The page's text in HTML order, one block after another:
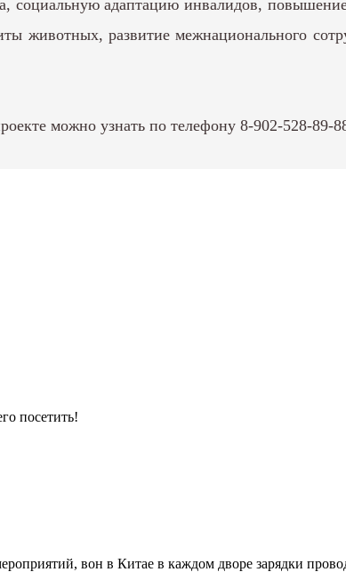
социальную адаптацию инвалидов,
животных, развитие межнационального
можно узнать по телефону 8-902-528-89-
посетить!
вон в Китае в каждом дворе зарядки